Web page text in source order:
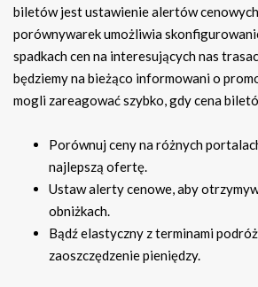
biletów jest ustawienie alertów
porównywarek umożliwia
spadkach cen na interesujących nas
będziemy na bieżąco informowani o
mogli zareagować szybko, gdy cena
Porównuj ceny na różnych
najlepszą ofertę.
Ustaw alerty cenowe, aby
obniżkach.
Bądź elastyczny z terminami
zaoszczędzenie pieniędzy.